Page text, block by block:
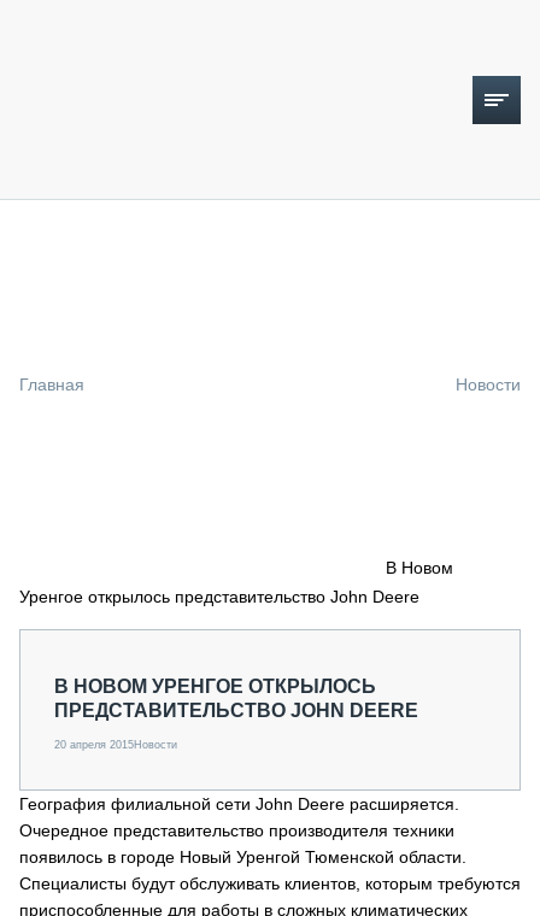
СПЕЦПРОЕКТЫ
О ПРОЕКТЕ
Главная Новости
В Новом
Уренгое открылось представительство John Deere
В НОВОМ УРЕНГОЕ ОТКРЫЛОСЬ
ПРЕДСТАВИТЕЛЬСТВО JOHN DEERE
20 апреля 2015Новости
География филиальной сети John Deere расширяется.
Очередное представительство производителя техники
появилось в городе Новый Уренгой Тюменской области.
Специалисты будут обслуживать клиентов, которым требуются
приспособленные для работы в сложных климатических